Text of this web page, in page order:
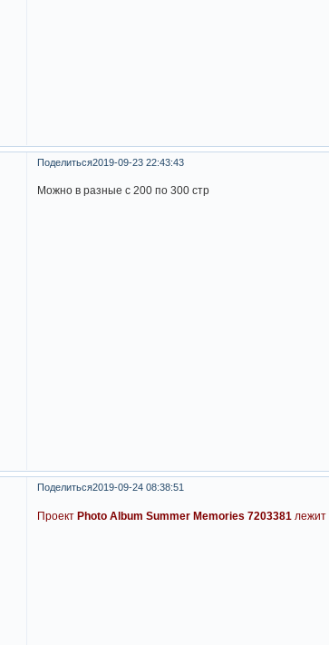
Поделиться2019-09-23 22:43:43
Можно в разные с 200 по 300 стр
Поделиться2019-09-24 08:38:51
ПроектPhoto Album Summer Memories 7203381 лежит